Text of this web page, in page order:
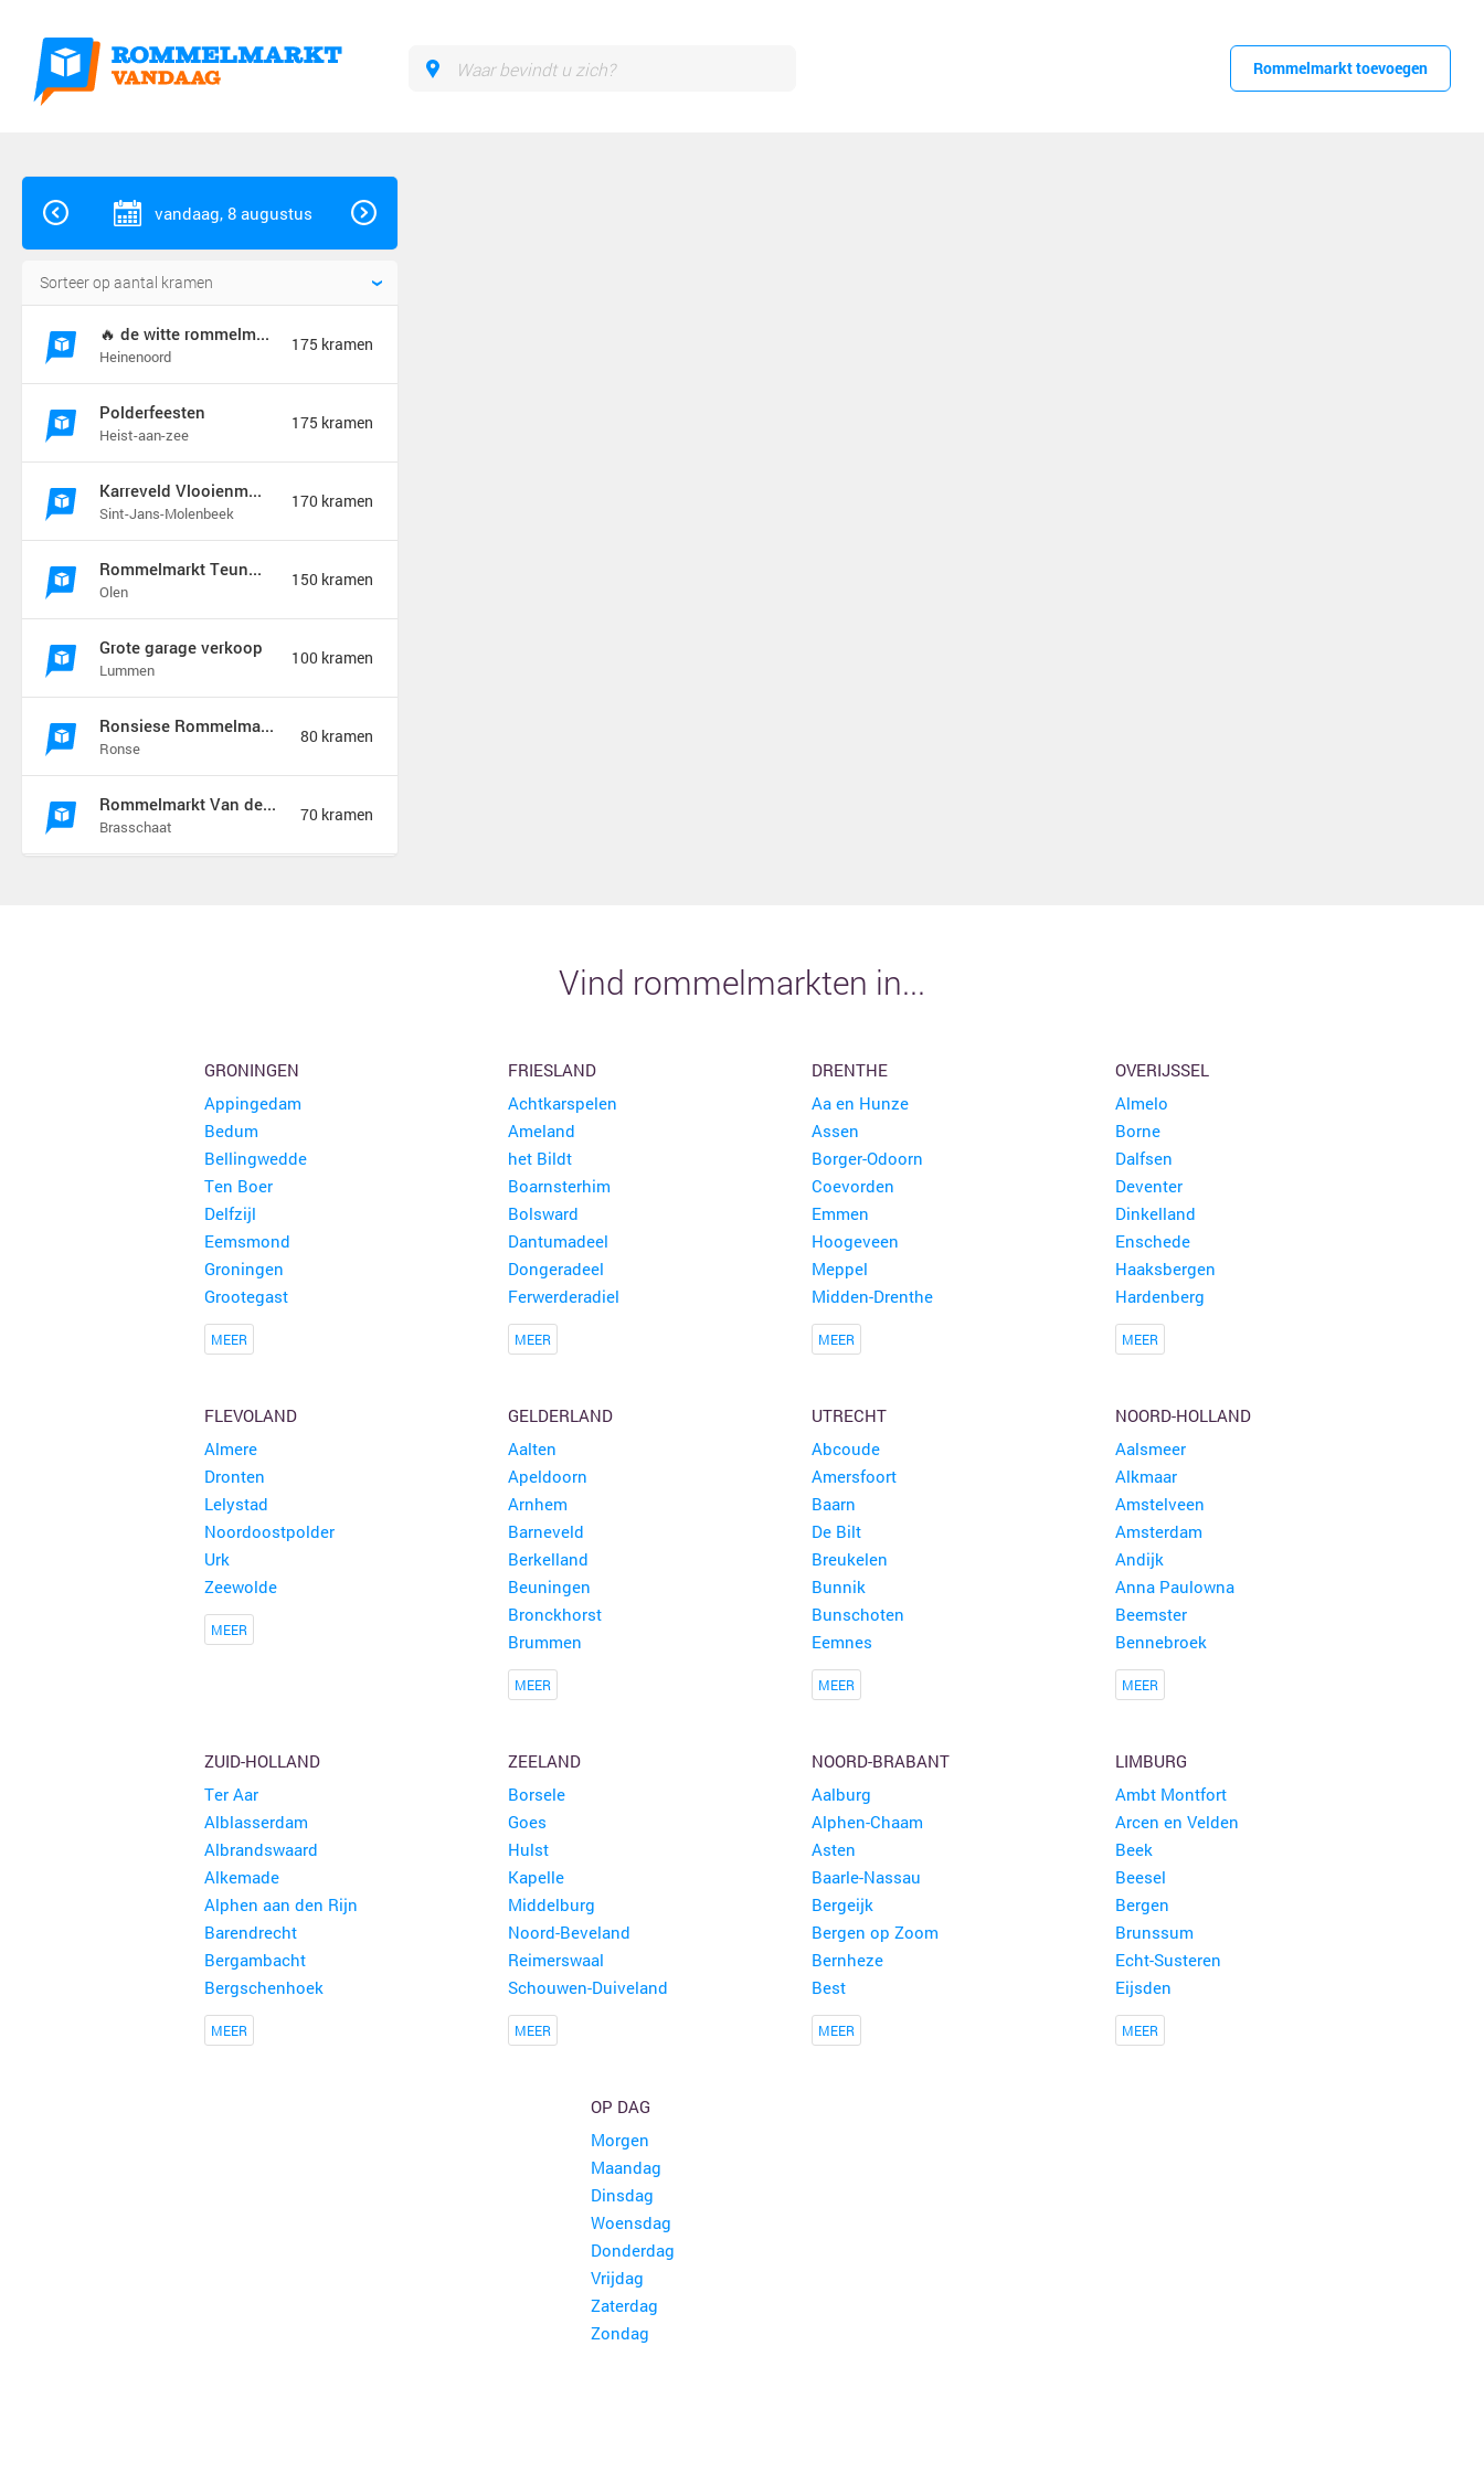
Rommelmarkt toevoegen
vandaag, 8 augustus
🔥 de witte rommelmarkt 🔥
Heinenoord
175 kramen
Polderfeesten
Heist-aan-zee
175 kramen
Karreveld Vlooienmarkt Festival
Sint-Jans-Molenbeek
170 kramen
Rommelmarkt Teunenberg
Olen
150 kramen
Grote garage verkoop
Lummen
100 kramen
Ronsiese Rommelmarkt
Ronse
80 kramen
Rommelmarkt Van de Wiellei Noord Brasschaat
Brasschaat
70 kramen
Brocante Zomerfair
Gezellige Rommelmarkt
Vind rommelmarkten in...
GRONINGEN
Appingedam
Bedum
Bellingwedde
Ten Boer
Delfzijl
Eemsmond
Groningen
Grootegast
MEER
FRIESLAND
Achtkarspelen
Ameland
het Bildt
Boarnsterhim
Bolsward
Dantumadeel
Dongeradeel
Ferwerderadiel
MEER
DRENTHE
Aa en Hunze
Assen
Borger-Odoorn
Coevorden
Emmen
Hoogeveen
Meppel
Midden-Drenthe
MEER
OVERIJSSEL
Almelo
Borne
Dalfsen
Deventer
Dinkelland
Enschede
Haaksbergen
Hardenberg
MEER
FLEVOLAND
Almere
Dronten
Lelystad
Noordoostpolder
Urk
Zeewolde
MEER
GELDERLAND
Aalten
Apeldoorn
Arnhem
Barneveld
Berkelland
Beuningen
Bronckhorst
Brummen
MEER
UTRECHT
Abcoude
Amersfoort
Baarn
De Bilt
Breukelen
Bunnik
Bunschoten
Eemnes
MEER
NOORD-HOLLAND
Aalsmeer
Alkmaar
Amstelveen
Amsterdam
Andijk
Anna Paulowna
Beemster
Bennebroek
MEER
ZUID-HOLLAND
Ter Aar
Alblasserdam
Albrandswaard
Alkemade
Alphen aan den Rijn
Barendrecht
Bergambacht
Bergschenhoek
MEER
ZEELAND
Borsele
Goes
Hulst
Kapelle
Middelburg
Noord-Beveland
Reimerswaal
Schouwen-Duiveland
MEER
NOORD-BRABANT
Aalburg
Alphen-Chaam
Asten
Baarle-Nassau
Bergeijk
Bergen op Zoom
Bernheze
Best
MEER
LIMBURG
Ambt Montfort
Arcen en Velden
Beek
Beesel
Bergen
Brunssum
Echt-Susteren
Eijsden
MEER
OP DAG
Morgen
Maandag
Dinsdag
Woensdag
Donderdag
Vrijdag
Zaterdag
Zondag